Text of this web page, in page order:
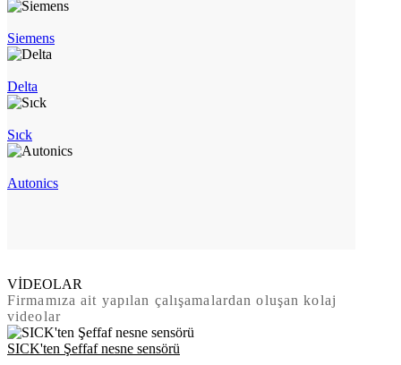
Siemens
Delta
Sıck
Autonics
VİDEOLAR
Firmamıza ait yapılan çalışamalardan oluşan kolaj
videolar
SICK'ten Şeffaf nesne sensörü